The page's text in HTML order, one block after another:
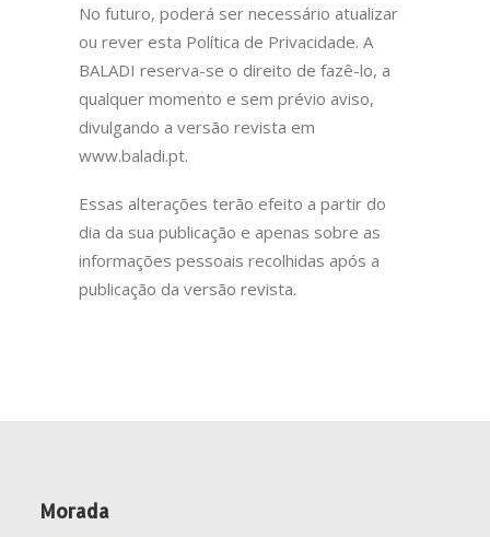
No futuro, poderá ser necessário atualizar
ou rever esta Política de Privacidade. A
BALADI reserva-se o direito de fazê-lo, a
qualquer momento e sem prévio aviso,
divulgando a versão revista em
www.baladi.pt.
Essas alterações terão efeito a partir do
dia da sua publicação e apenas sobre as
informações pessoais recolhidas após a
publicação da versão revista.
Morada